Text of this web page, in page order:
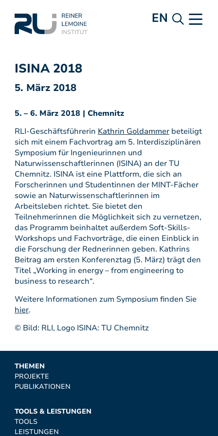
EN
ISINA 2018
5. März 2018
5. – 6. März 2018 | Chemnitz
RLI-Geschäftsführerin Kathrin Goldammer beteiligt
sich mit einem Fachvortrag am 5. Interdisziplinären
Symposium für Ingenieurinnen und
Naturwissenschaftlerinnen (ISINA) an der TU
Chemnitz. ISINA ist eine Plattform, die sich an
Forscherinnen und Studentinnen der MINT-Fächer
sowie an Naturwissenschaftlerinnen im
Arbeitsleben richtet. Sie bietet den
Teilnehmerinnen die Möglichkeit sich zu vernetzen,
das Programm beinhaltet außerdem Soft-Skills-
Workshops und Fachvorträge, die einen Einblick in
die Forschung der Rednerinnen geben. Kathrins
Beitrag am ersten Konferenztag (5. März) trägt den
Titel „Working in energy – from engineering to
business to research“.
Weitere Informationen zum Symposium finden Sie
hier.
© Bild: RLI, Logo ISINA: TU Chemnitz
THEMEN
PROJEKTE
PUBLIKATIONEN
TOOLS & LEISTUNGEN
TOOLS
LEISTUNGEN